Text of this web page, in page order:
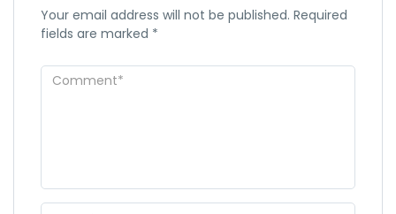
Your email address will not be published. Required
fields are marked *